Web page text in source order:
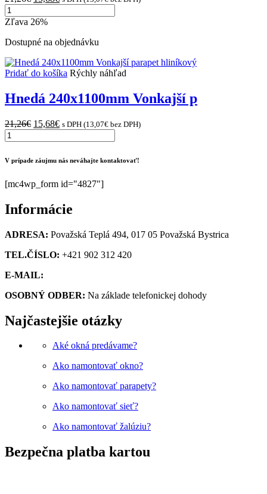
was:
is:
množstvo
Biela
Vonkajší
hliníkový
Zľava 26%
Dostupné na objednávku
Pridať do košíka Rýchly náhľad
Hnedá 240x1100mm Vonkajší p
21,26€ Original
was:
15,68€Current
is:
s DPH (13,07€ bez DPH)
množstvo
Hnedá
Vonkajší
hliníkový
V prípade záujmu nás neváhajte kontaktovať!
[mc4wp_form id="4827"]
Informácie
ADRESA: Považská Teplá 494, 017 05 Považská Bystrica
TEL.ČÍSLO: +421 902 312 420
E-MAIL:
OSOBNÝ ODBER: Na základe telefonickej dohody
Najčastejšie otázky
Aké okná predávame?
Ako namontovať okno?
Ako namontovať parapety?
Ako namontovať sieť?
Ako namontovať žalúziu?
Bezpečna platba kartou